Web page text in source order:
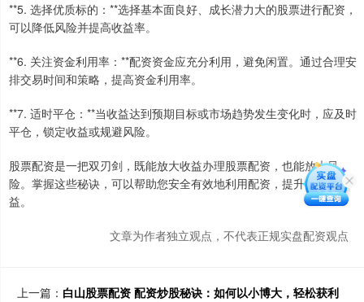
**5. 选择优质标的：**选择基本面良好、成长潜力大的股票进行配资，
可以降低风险并提高收益率。
**6. 关注资金利用率：**配资资金应充分利用，避免闲置。通过合理安
排交易时间和策略，提高资金利用率。
**7. 适时平仓：**当收益达到预期目标或市场趋势发生变化时，应及时
平仓，锁定收益或规避风险。
股票配资是一把双刃剑，既能放大收益办理股票配资，也能放大风
险。掌握这些秘诀，可以帮助您安全有效地利用配资，提升投资收
益。
文章为作者独立观点，不代表正规实盘配资观点
上一篇： 白山股票配资 配资炒股秘诀：如何以小博大，轻松获利